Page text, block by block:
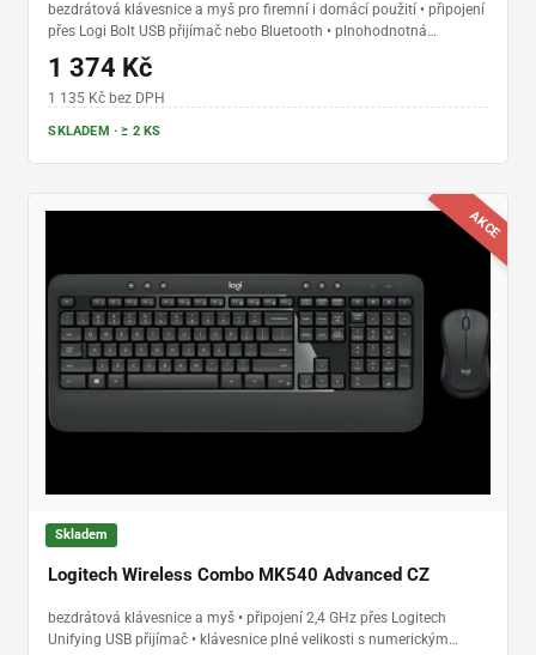
bezdrátová klávesnice a myš pro firemní i domácí použití • připojení
přes Logi Bolt USB přijímač nebo Bluetooth • plnohodnotná
klávesnice se 118 klávesami, numerickým blokem a integrovanou
opěrkou dlaní • myš Logitech Signature M650 se SmartWheel a
technologií SilentTouch • bezdrátový dosah až 10 m • výdrž baterií
Windows, macOS, Linux, ChromeOS, Android i iPadOS
1 374 Kč
1 135 Kč bez DPH
SKLADEM · ≥ 2 KS
AKCE
Skladem
Logitech Wireless Combo MK540 Advanced CZ
bezdrátová klávesnice a myš • připojení 2,4 GHz přes Logitech
Unifying USB přijímač • klávesnice plné velikosti s numerickým